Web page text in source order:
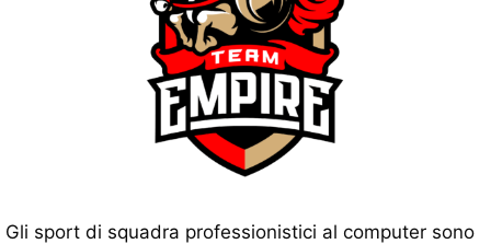
Gli sport di squadra professionistici al computer sono